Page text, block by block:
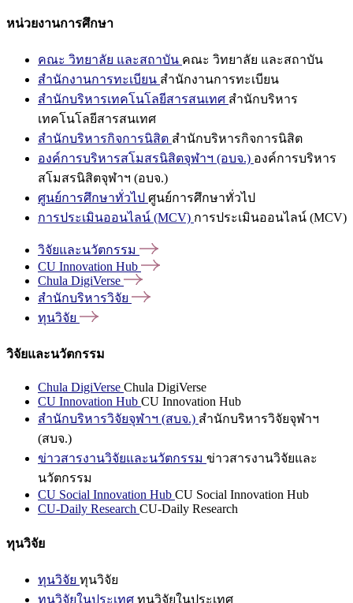
หน่วยงานการศึกษา
คณะ วิทยาลัย และสถาบัน คณะ วิทยาลัย และสถาบัน
สำนักงานการทะเบียน สำนักงานการทะเบียน
สำนักบริหารเทคโนโลยีสารสนเทศ สำนักบริหาร
เทคโนโลยีสารสนเทศ
สำนักบริหารกิจการนิสิต สำนักบริหารกิจการนิสิต
องค์การบริหารสโมสรนิสิตจุฬาฯ (อบจ.) องค์การบริหาร
สโมสรนิสิตจุฬาฯ (อบจ.)
ศูนย์การศึกษาทั่วไป ศูนย์การศึกษาทั่วไป
การประเมินออนไลน์ (MCV) การประเมินออนไลน์ (MCV)
วิจัยและนวัตกรรม
CU Innovation Hub
Chula DigiVerse
สำนักบริหารวิจัย
ทุนวิจัย
วิจัยและนวัตกรรม
Chula DigiVerse Chula DigiVerse
CU Innovation Hub CU Innovation Hub
สำนักบริหารวิจัยจุฬาฯ (สบจ.) สำนักบริหารวิจัยจุฬาฯ
(สบจ.)
ข่าวสารงานวิจัยและนวัตกรรม ข่าวสารงานวิจัยและ
นวัตกรรม
CU Social Innovation Hub CU Social Innovation Hub
CU-Daily Research CU-Daily Research
ทุนวิจัย
ทุนวิจัย ทุนวิจัย
ทุนวิจัยในประเทศ ทุนวิจัยในประเทศ